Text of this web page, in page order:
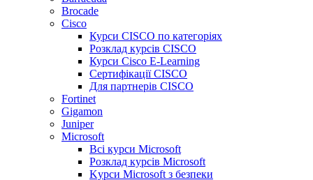
Brocade
Cisco
Курси CISCO по категоріях
Розклад курсів CISCO
Курси Cisco E-Learning
Сертифікації CISCO
Для партнерів CISCO
Fortinet
Gigamon
Juniper
Microsoft
Всі курси Microsoft
Розклад курсів Microsoft
Kyрси Microsoft з безпеки